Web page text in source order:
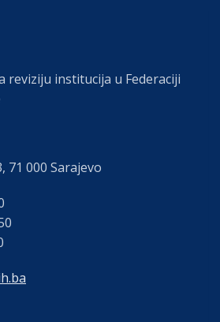
reviziju institucija u Federaciji
71 000 Sarajevo